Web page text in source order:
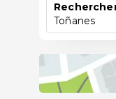
Toñanes